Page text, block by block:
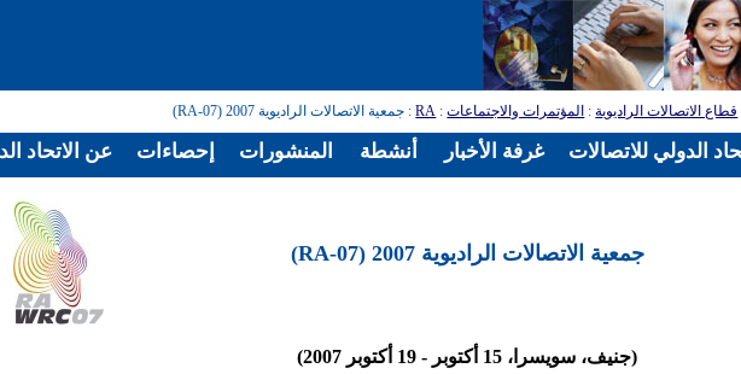
قطاع الاتصالات الراديوية: المؤتمرات والاجتماعات:
RA: جمعية الاتصالات الراديوية 2007 (RA-07)
جمعية الاتصالات الراديوية 2007 (RA-07)
(جنيف، سويسرا، 15 أكتوبر - 19 أكتوبر 2007)
عن الاتحاد إحصاءات المنشورات أنشطة غرفة الأخبار الدولي للاتصالات